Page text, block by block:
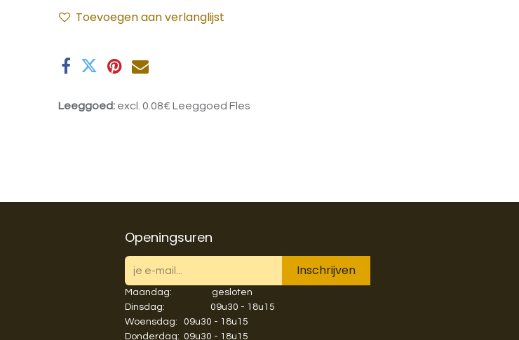
Toevoegen aan verlanglijst
Leeggoed: excl. 0.08€ Leeggoed Fles
Openingsuren
Inschrijven
Maandag:
​gesloten
Dinsdag:
​​​09u30 - 18u15
Woensdag:
​​09u30 - 18u15
Donderdag: ​​09u30 - 18u15